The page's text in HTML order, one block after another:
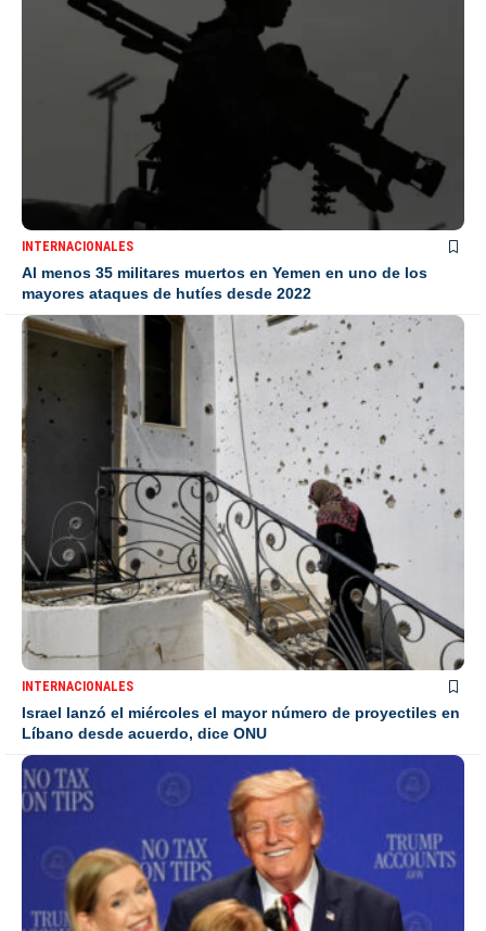
INTERNACIONALES
Al menos 35 militares muertos en Yemen en uno de los
mayores ataques de hutíes desde 2022
INTERNACIONALES
Israel lanzó el miércoles el mayor número de proyectiles en
Líbano desde acuerdo, dice ONU